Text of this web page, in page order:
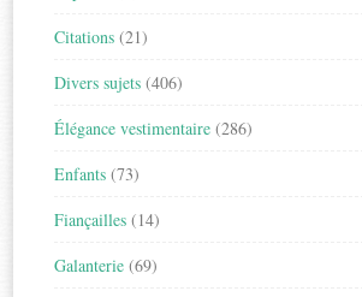
Citations (21)
Divers sujets (406)
Élégance vestimentaire (286)
Enfants (73)
Fiançailles (14)
Galanterie (69)